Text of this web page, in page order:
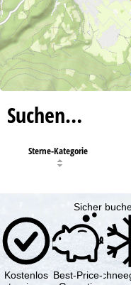
Suchen…
Sterne-Kategorie
Sicher
Kostenlos Best-Price-